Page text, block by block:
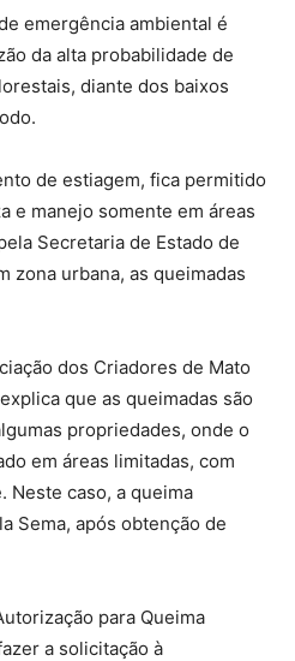
emergência ambiental é
da alta probabilidade de
diante dos baixos
de estiagem, fica permitido
e manejo somente em áreas
Secretaria de Estado de
zona urbana, as queimadas
dos Criadores de Mato
que as queimadas são
propriedades, onde o
em áreas limitadas, com
Neste caso, a queima
Sema, após obtenção de
para Queima
a solicitação à